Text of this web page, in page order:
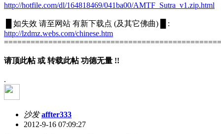
http://hotfile.com/dl/164818469/041ba00/AMTF_Sutra_v1.zip.html
█ 如失效 请至网站 有新下载点 (及其它佛曲) █ :
http://lzdmz.webs.com/chinese.htm
请顶此帖 或 转载此帖 功德无量 !!
.
沙发 affter333
2012-9-16 07:09:27